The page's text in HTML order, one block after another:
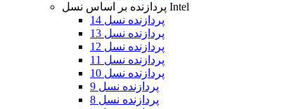
پردازنده بر اساس نسل Intel
پردازنده نسل 14
پردازنده نسل 13
پردازنده نسل 12
پردازنده نسل 11
پردازنده نسل 10
پردازنده نسل 9
پردازنده نسل 8